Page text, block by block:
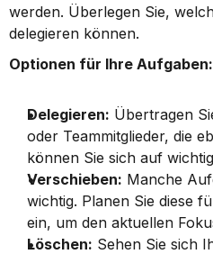
werden. Überlegen Sie,
delegieren können.
Optionen für Ihre Aufgaben:
Delegieren: Übertragen
oder Teammitglieder, die
können Sie sich auf
Verschieben: Manche
wichtig. Planen Sie diese
ein, um den aktuellen
Löschen: Sehen Sie sich